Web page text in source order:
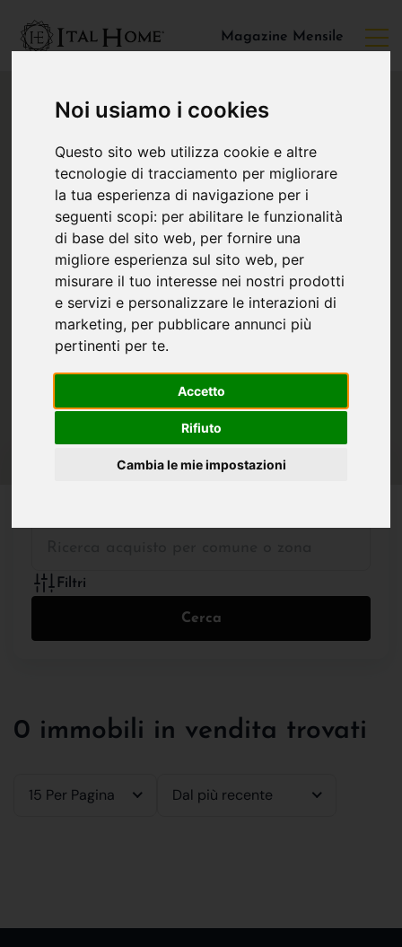
Noi usiamo i cookies
Questo sito web utilizza cookie e altre
tecnologie di tracciamento per migliorare
la tua esperienza di navigazione per i
seguenti scopi: per abilitare le funzionalità
di base del sito web, per fornire una
migliore esperienza sul sito web, per
misurare il tuo interesse nei nostri prodotti
e servizi e personalizzare le interazioni di
marketing, per pubblicare annunci più
pertinenti per te.
Accetto
Rifiuto
Cambia le mie impostazioni
Magazine Mensile
Filtri
Cerca
0 immobili in vendita trovati
15 Per Pagina Dal più recente